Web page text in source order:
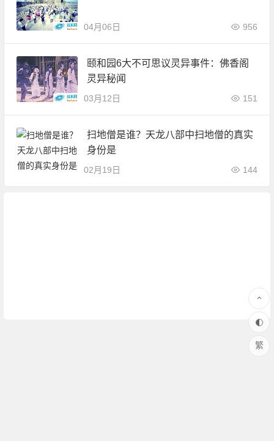
04月06日 956
颐和园6大不可思议灵异事件：佛香阁
灵异秘闻
03月12日 151
扫地僧是谁？天龙八部中扫地僧的真实
身份是
02月19日 144
繁